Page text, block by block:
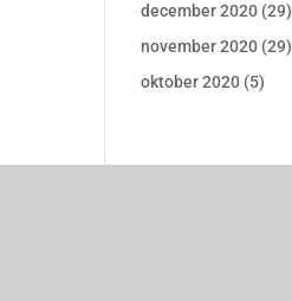
december 2020 (29)
november 2020 (29)
oktober 2020 (5)